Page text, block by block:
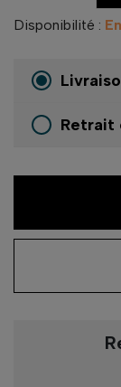
Disponibilité :
Retrait